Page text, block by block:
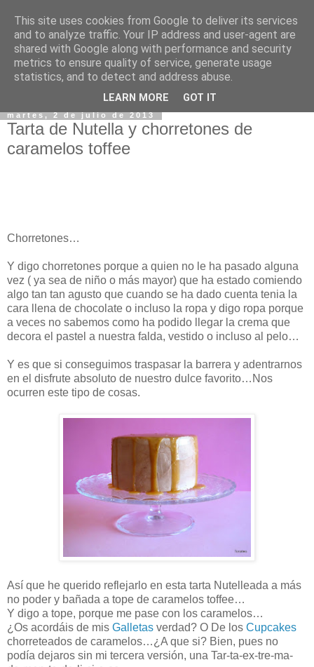
martes, 2 de julio de 2013
Tarta de Nutella y chorretones de
caramelos toffee
Chorretones…
Y digo chorretones porque a quien no le ha pasado alguna
vez ( ya sea de niño o más mayor) que ha estado comiendo
algo tan tan agusto que cuando se ha dado cuenta tenia la
cara llena de chocolate o incluso la ropa y digo ropa porque
a veces no sabemos como ha podido llegar la crema que
decora el pastel a nuestra falda, vestido o incluso al pelo…
Y es que si conseguimos traspasar la barrera y adentrarnos
en el disfrute absoluto de nuestro dulce favorito…Nos
ocurren este tipo de cosas.
Así que he querido reflejarlo en esta tarta Nutelleada a más
no poder y bañada a tope de caramelos toffee…
Y digo a tope, porque me pase con los caramelos…
¿Os acordáis de mis Galletas verdad? O De los Cupcakes
chorreteados de caramelos…¿A que si? Bien, pues no
podía dejaros sin mi tercera versión, una Tar-ta-ex-tre-ma-
This site uses cookies from Google to deliver its services
and to analyze traffic. Your IP address and user-agent are
shared with Google along with performance and security
metrics to ensure quality of service, generate usage
statistics, and to detect and address abuse.
LEARN MORE GOT IT